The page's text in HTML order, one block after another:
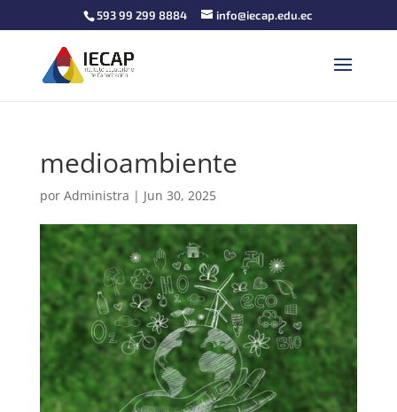
593 99 299 8884 info@iecap.edu.ec
medioambiente
por Administra | Jun 30, 2025